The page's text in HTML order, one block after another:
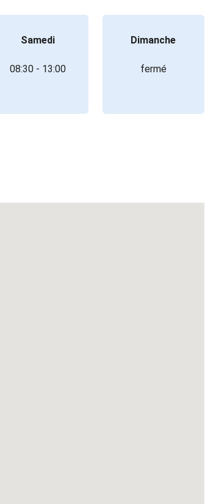
Samedi
08:30 - 13:00
Dimanche
fermé